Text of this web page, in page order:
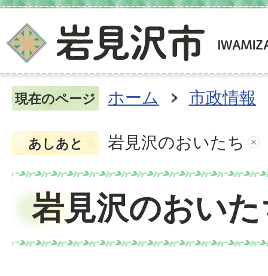
現在のページ ホーム 市政情報
あしあと 岩見沢のおいたち
岩見沢のおい